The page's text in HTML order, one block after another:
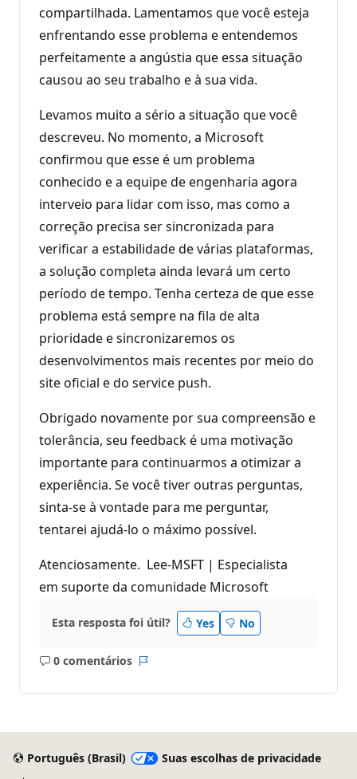
compartilhada. Lamentamos que você esteja
enfrentando esse problema e entendemos
perfeitamente a angústia que essa situação
causou ao seu trabalho e à sua vida.
Levamos muito a sério a situação que você
descreveu. No momento, a Microsoft
confirmou que esse é um problema
conhecido e a equipe de engenharia agora
interveio para lidar com isso, mas como a
correção precisa ser sincronizada para
verificar a estabilidade de várias plataformas,
a solução completa ainda levará um certo
período de tempo. Tenha certeza de que esse
problema está sempre na fila de alta
prioridade e sincronizaremos os
desenvolvimentos mais recentes por meio do
site oficial e do service push.
Obrigado novamente por sua compreensão e
tolerância, seu feedback é uma motivação
importante para continuarmos a otimizar a
experiência. Se você tiver outras perguntas,
sinta-se à vontade para me perguntar,
tentarei ajudá-lo o máximo possível.
Atenciosamente. Lee-MSFT | Especialista
em suporte da comunidade Microsoft
Esta resposta foi útil? Yes No
0 comentários
Sem
Português (Brasil)
Suas escolhas de privacidade